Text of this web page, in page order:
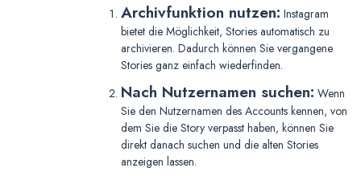
Archivfunktion nutzen: Instagram
bietet die Möglichkeit, Stories automatisch zu
archivieren. Dadurch können Sie vergangene
Stories ganz einfach wiederfinden.
Nach Nutzernamen suchen: Wenn
Sie den Nutzernamen des Accounts kennen, von
dem Sie die Story verpasst haben, können Sie
direkt danach suchen und die alten Stories
anzeigen lassen.